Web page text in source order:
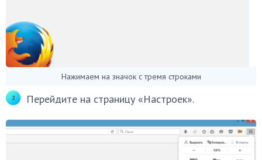
Нажимаем на значок с тремя строками
Перейдите на страницу «Настроек».